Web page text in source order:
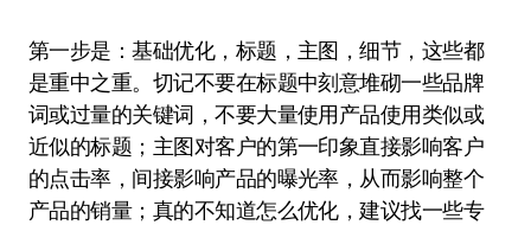
第一步是：基础优化，标题，主图，细节，这些都
是重中之重。切记不要在标题中刻意堆砌一些品牌
词或过量的关键词，不要大量使用产品使用类似或
近似的标题；主图对客户的第一印象直接影响客户
的点击率，间接影响产品的曝光率，从而影响整个
产品的销量；真的不知道怎么优化，建议找一些专